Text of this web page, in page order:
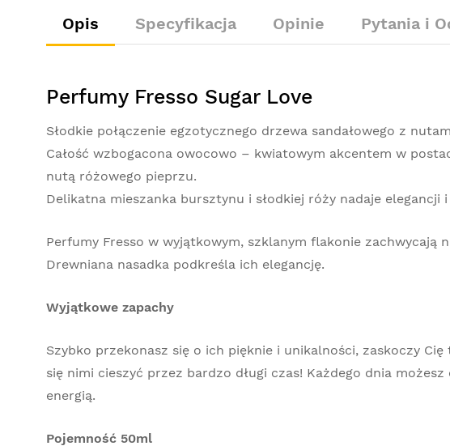
Opis Specyfikacja Opinie Pytania i
Perfumy Fresso Sugar Love
Słodkie połączenie egzotycznego drzewa sandałowego z
Całość wzbogacona owocowo – kwiatowym akcentem w
nutą różowego pieprzu.
Delikatna mieszanka bursztynu i słodkiej róży nadaje elegancji i
Perfumy Fresso w wyjątkowym, szklanym flakonie zachwycają
Drewniana nasadka podkreśla ich elegancję.
Wyjątkowe zapachy
Szybko przekonasz się o ich pięknie i unikalności, zaskoczy
się nimi cieszyć przez bardzo długi czas! Każdego dnia
energią.
Pojemność 50ml